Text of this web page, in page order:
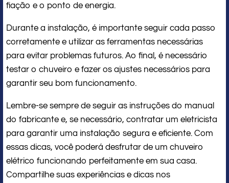
fiação e o ponto de energia.
Durante a instalação, é importante seguir cada passo
corretamente e utilizar as ferramentas necessárias
para evitar problemas futuros. Ao final, é necessário
testar o chuveiro e fazer os ajustes necessários para
garantir seu bom funcionamento.
Lembre-se sempre de seguir as instruções do manual
do fabricante e, se necessário, contratar um eletricista
para garantir uma instalação segura e eficiente. Com
essas dicas, você poderá desfrutar de um chuveiro
elétrico funcionando perfeitamente em sua casa.
Compartilhe suas experiências e dicas nos